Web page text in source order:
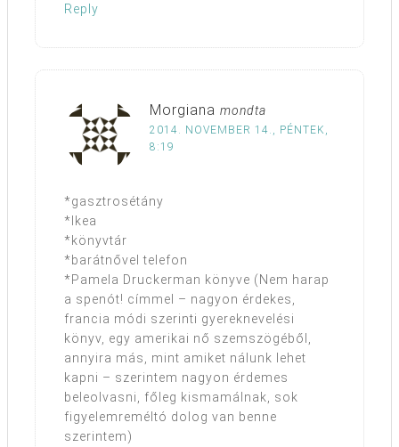
Reply
Morgiana mondta
2014. NOVEMBER 14., PÉNTEK,
8:19
*gasztrosétány
*Ikea
*könyvtár
*barátnővel telefon
*Pamela Druckerman könyve (Nem harap
a spenót! címmel – nagyon érdekes,
francia módi szerinti gyereknevelési
könyv, egy amerikai nő szemszögéből,
annyira más, mint amiket nálunk lehet
kapni – szerintem nagyon érdemes
beleolvasni, főleg kismamálnak, sok
figyelemreméltó dolog van benne
szerintem)